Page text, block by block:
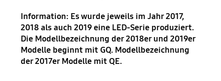
Information: Es wurde jeweils im Jahr 2017,
2018 als auch 2019 eine LED-Serie produziert.
Die Modellbezeichnung der 2018er und 2019er
Modelle beginnt mit GQ. Modellbezeichnung
der 2017er Modelle mit QE.